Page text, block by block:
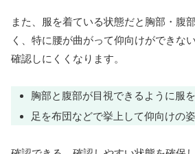
また、服を着ている状態だと胸部・腹
く、特に腰が曲がって仰向けができな
確認しにくくなります。
胸部と腹部が目視できるように服
足を布団などで挙上して仰向けの